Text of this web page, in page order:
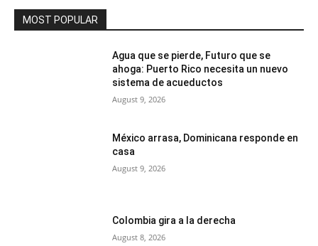
MOST POPULAR
Agua que se pierde, Futuro que se
ahoga: Puerto Rico necesita un nuevo
sistema de acueductos
August 9, 2026
México arrasa, Dominicana responde en
casa
August 9, 2026
Colombia gira a la derecha
August 8, 2026